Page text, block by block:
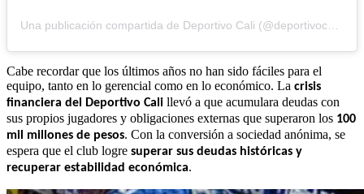
Cabe recordar que los últimos años no han sido fáciles para el
equipo, tanto en lo gerencial como en lo económico. La crisis
financiera del Deportivo Cali llevó a que acumulara deudas con
sus propios jugadores y obligaciones externas que superaron los 100
mil millones de pesos. Con la conversión a sociedad anónima, se
espera que el club logre superar sus deudas históricas y
recuperar estabilidad económica.